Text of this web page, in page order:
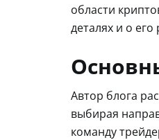
области
деталях и о
Автор блога
выбирая
команду